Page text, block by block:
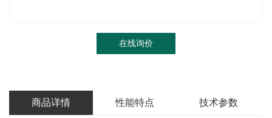
在线询价
商品详情 性能特点 技术参数